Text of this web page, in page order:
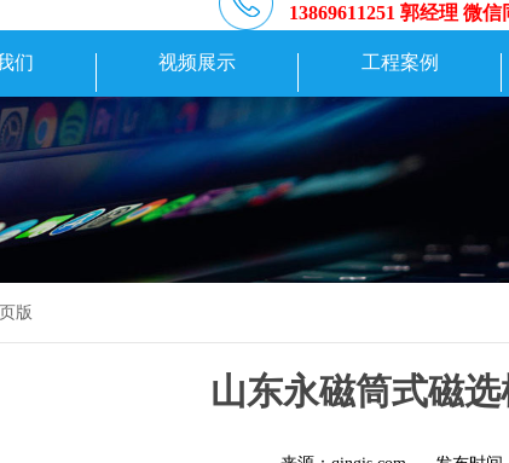
13869611251 郭经理 微信
们 视频展示 工程案例
版
山东永磁筒式磁